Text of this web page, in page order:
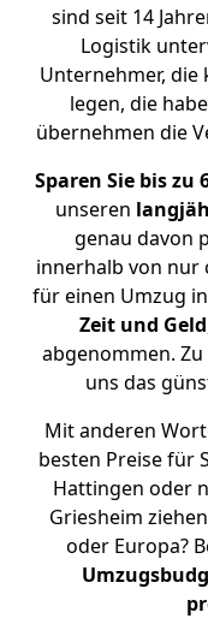
sind seit 14
Logistik
Unternehmer, die
legen, die
übernehmen die
Sparen Sie bis zu
unseren
genau davon
innerhalb von nur
für einen Umzug
Zeit und Geld
abgenommen.
uns das
Mit anderen
besten Preise für
Hattingen oder
Griesheim
oder Europa?